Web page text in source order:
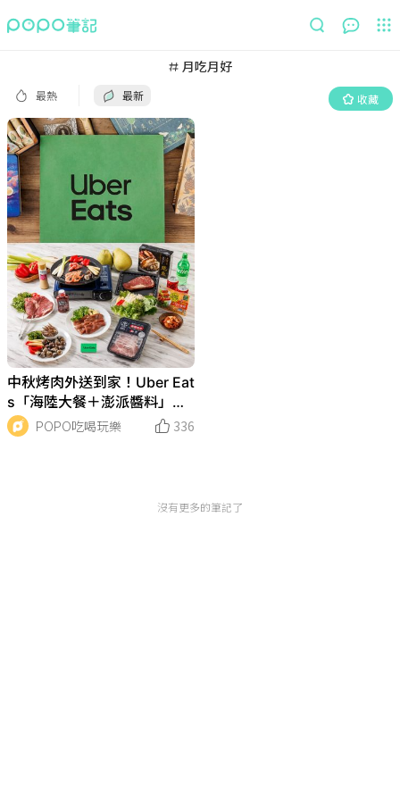
月吃月好
最熱 最新 收藏
收藏
中秋烤肉外送到家！Uber Eat
s「海陸大餐＋澎派醬料」隨
點即送，千樣食材優惠在這裡
POPO吃喝玩樂 336
沒有更多的筆記了